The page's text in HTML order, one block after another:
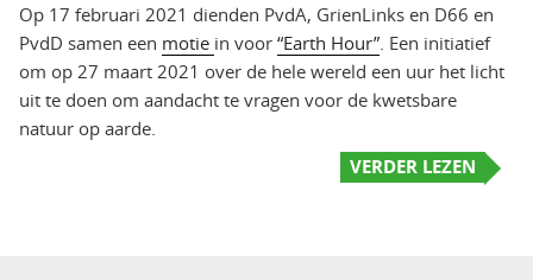
Op 17 februari 2021 dienden PvdA, GrienLinks en D66 en
PvdD samen een motie in voor “Earth Hour” . Een initiatief
om op 27 maart 2021 over de hele wereld een uur het licht
uit te doen om aandacht te vragen voor de kwetsbare
natuur op aarde.
VERDER LEZEN